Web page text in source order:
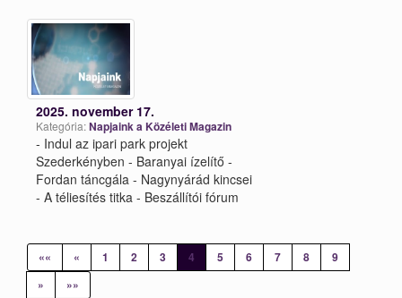
2025. november 17.
Kategória:Napjaink a Közéleti Magazin
- Indul az ipari park projekt
Szederkényben - Baranyai ízelítő -
Fordan táncgála - Nagynyárád kincsei
- A téliesítés titka - Beszállítói fórum
«« « 1 2 3 4 5 6 7 8
9
»
»»